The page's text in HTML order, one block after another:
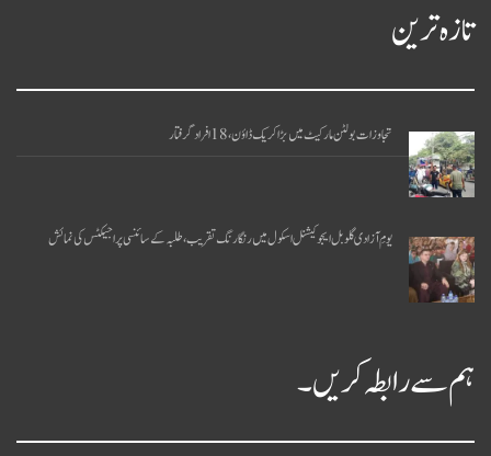
تازہ ترین
تجاوزات بولٹن مارکیٹ میں بڑا کریک ڈاؤن، 18 افراد گرفتار
یومِ آزادی گلوبل ایجوکیشنل اسکول میں رنگا رنگ تقریب، طلبہ کے سائنسی پراجیکٹس کی نمائش
ہم سے رابطہ کریں۔